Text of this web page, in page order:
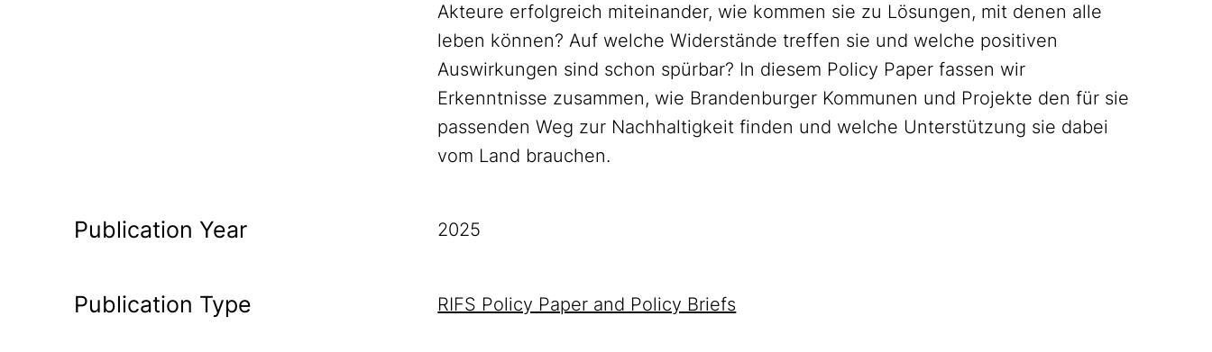
Akteure erfolgreich miteinander, wie kommen sie zu Lösungen, mit denen alle
leben können? Auf welche Widerstände treffen sie und welche positiven
Auswirkungen sind schon spürbar? In diesem Policy Paper fassen wir
Erkenntnisse zusammen, wie Brandenburger Kommunen und Projekte den für sie
passenden Weg zur Nachhaltigkeit finden und welche Unterstützung sie dabei
vom Land brauchen.
Publication Year 2025
Publication Type RIFS Policy Paper and Policy Briefs